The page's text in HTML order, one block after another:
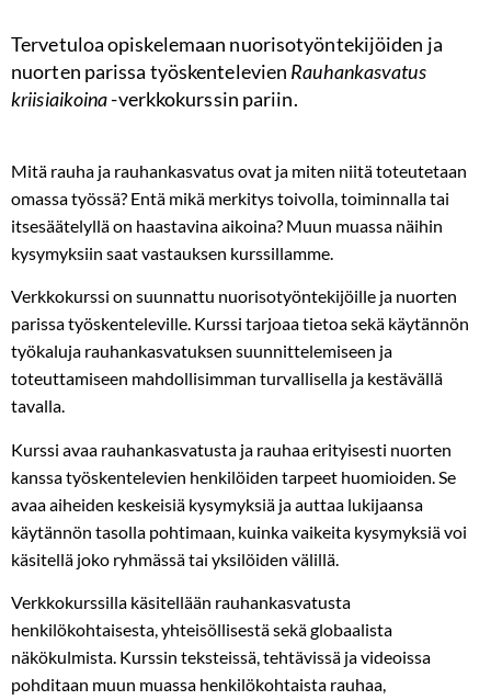
Tervetuloa opiskelemaan nuorisotyöntekijöiden ja
nuorten parissa työskentelevien Rauhankasvatus
kriisiaikoina-verkkokurssin pariin.
Mitä rauha ja rauhankasvatus ovat ja miten niitä toteutetaan
omassa työssä? Entä mikä merkitys toivolla, toiminnalla tai
itsesäätelyllä on haastavina aikoina? Muun muassa näihin
kysymyksiin saat vastauksen kurssillamme.
Verkkokurssi on suunnattu nuorisotyöntekijöille ja nuorten
parissa työskenteleville. Kurssi tarjoaa tietoa sekä käytännön
työkaluja rauhankasvatuksen suunnittelemiseen ja
toteuttamiseen mahdollisimman turvallisella ja kestävällä
tavalla.
Kurssi avaa rauhankasvatusta ja rauhaa erityisesti nuorten
kanssa työskentelevien henkilöiden tarpeet huomioiden. Se
avaa aiheiden keskeisiä kysymyksiä ja auttaa lukijaansa
käytännön tasolla pohtimaan, kuinka vaikeita kysymyksiä voi
käsitellä joko ryhmässä tai yksilöiden välillä.
Verkkokurssilla käsitellään rauhankasvatusta
henkilökohtaisesta, yhteisöllisestä sekä globaalista
näkökulmista. Kurssin teksteissä, tehtävissä ja videoissa
pohditaan muun muassa henkilökohtaista rauhaa,